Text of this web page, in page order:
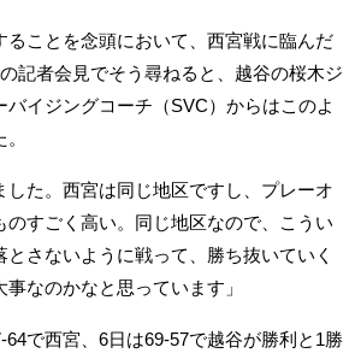
ことを念頭において、西宮戦に臨んだ
記者会見でそう尋ねると、越谷の桜木ジ
バイジングコーチ（SVC）からはこのよ
した。西宮は同じ地区ですし、プレーオ
のすごく高い。同じ地区なので、こうい
とさないように戦って、勝ち抜いていく
なのかなと思っています」
で西宮、6日は69-57で越谷が勝利と1勝